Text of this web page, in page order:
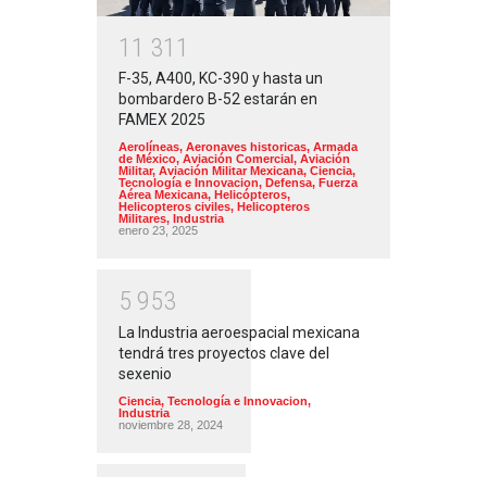
1 1 31 1
F-35, A400, KC-390 y hasta un
bombardero B-52 estarán en
FAMEX 2025
Aerolíneas, Aeronaves historicas, Armada
de México, Aviación Comercial, Aviación
Militar, Aviación Militar Mexicana, Ciencia,
Tecnología e Innovacion, Defensa, Fuerza
Aérea Mexicana, Helicópteros,
Helicopteros civiles, Helicopteros
Militares, Industria
enero 23, 2025
5 953
La Industria aeroespacial mexicana
tendrá tres proyectos clave del
sexenio
Ciencia, Tecnología e Innovacion,
Industria
noviembre 28, 2024